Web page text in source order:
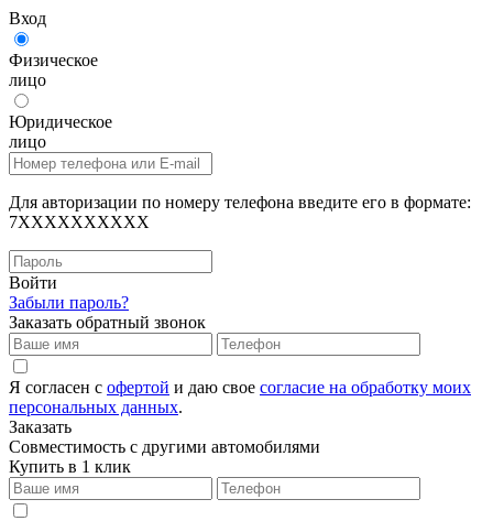
Вход
Физическое
лицо
Юридическое
лицо
Для авторизации по номеру телефона введите его в формате:
7XXXXXXXXXX
Войти
Забыли пароль?
Заказать обратный звонок
Я согласен с офертой и даю свое согласие на обработку моих
персональных данных.
Заказать
Совместимость с другими автомобилями
Купить в 1 клик